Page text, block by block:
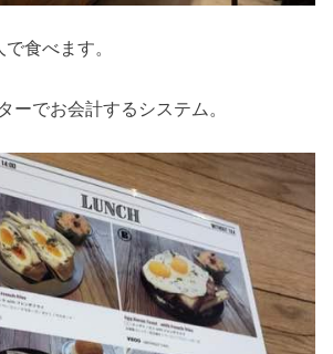
食べます。
ーでお会計するシステム。